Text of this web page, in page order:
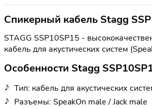
Спикерный кабель Stagg
STAGG SSP10SP15 -
кабель для акустических систем
Особенности Stagg
Тип: кабель для акустических
Разъемы: SpeakOn male / Jack male